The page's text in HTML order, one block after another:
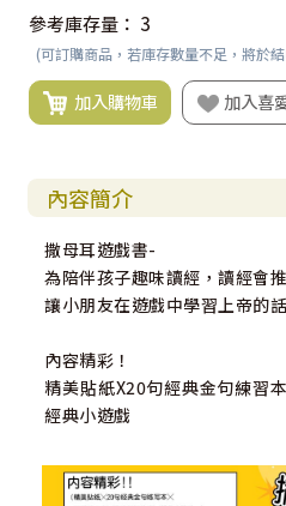
參考庫存量： 3
(可訂購商品，若庫存數量不足，將於
加入購物車 加入喜
內容簡介
撒母耳遊戲書-
為陪伴孩子趣味讀經，讀經會
讓小朋友在遊戲中學習上帝的話
內容精彩！
精美貼紙X20句經典金句練習
經典小遊戲